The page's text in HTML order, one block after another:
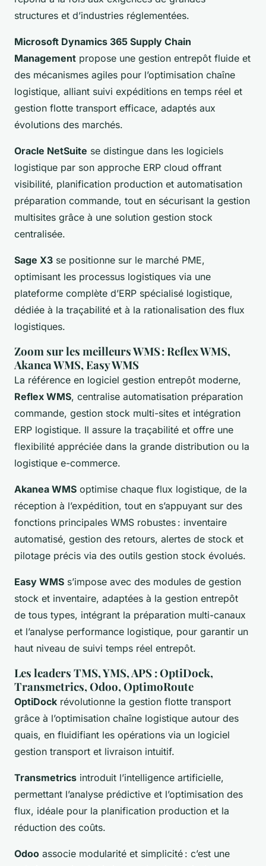
structures et d’industries réglementées.
Microsoft Dynamics 365 Supply Chain
Management propose une gestion entrepôt fluide et
des mécanismes agiles pour l’optimisation chaîne
logistique, alliant suivi expéditions en temps réel et
gestion flotte transport efficace, adaptés aux
évolutions des marchés.
Oracle NetSuite se distingue dans les logiciels
logistique par son approche ERP cloud offrant
visibilité, planification production et automatisation
préparation commande, tout en sécurisant la gestion
multisites grâce à une solution gestion stock
centralisée.
Sage X3 se positionne sur le marché PME,
optimisant les processus logistiques via une
plateforme complète d’ERP spécialisé logistique,
dédiée à la traçabilité et à la rationalisation des flux
logistiques.
Zoom sur les meilleurs WMS : Reflex WMS,
Akanea WMS, Easy WMS
La référence en logiciel gestion entrepôt moderne,
Reflex WMS, centralise automatisation préparation
commande, gestion stock multi-sites et intégration
ERP logistique. Il assure la traçabilité et offre une
flexibilité appréciée dans la grande distribution ou la
logistique e-commerce.
Akanea WMS optimise chaque flux logistique, de la
réception à l’expédition, tout en s’appuyant sur des
fonctions principales WMS robustes : inventaire
automatisé, gestion des retours, alertes de stock et
pilotage précis via des outils gestion stock évolués.
Easy WMS s’impose avec des modules de gestion
stock et inventaire, adaptées à la gestion entrepôt
de tous types, intégrant la préparation multi-canaux
et l’analyse performance logistique, pour garantir un
haut niveau de suivi temps réel entrepôt.
Les leaders TMS, YMS, APS : OptiDock,
Transmetrics, Odoo, OptimoRoute
OptiDock révolutionne la gestion flotte transport
grâce à l’optimisation chaîne logistique autour des
quais, en fluidifiant les opérations via un logiciel
gestion transport et livraison intuitif.
Transmetrics introduit l’intelligence artificielle,
permettant l’analyse prédictive et l’optimisation des
flux, idéale pour la planification production et la
réduction des coûts.
Odoo associe modularité et simplicité : c’est une